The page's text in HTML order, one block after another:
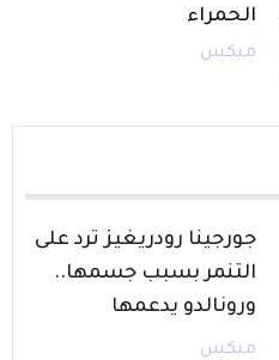
الحمراء
ميكس
جورجينا رودريغيز ترد على
التنمر بسبب جسمها..
ورونالدو يدعمها
ميكس